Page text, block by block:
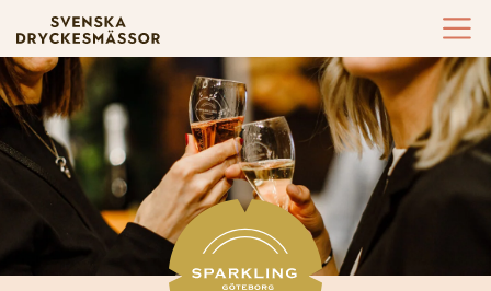
Hoppa till innehållet